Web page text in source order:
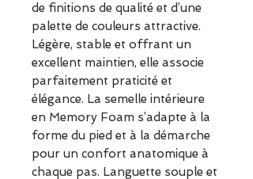
de finitions de qualité et d’une
palette de couleurs attractive.
Légère, stable et offrant un
excellent maintien, elle associe
parfaitement praticité et
élégance. La semelle intérieure
en Memory Foam s’adapte à la
forme du pied et à la démarche
pour un confort anatomique à
chaque pas. Languette souple et